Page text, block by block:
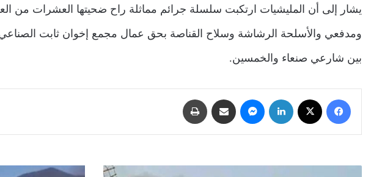
يشار إلى أن المليشيات ارتكبت سلسلة جرائم مماثلة راح ضحيتها العشرات من
ومدفعي والأسلحة الرشاشة وسلاح القناصة بحق عمال مجمع إخوان ثابت
بين شارعي صنعاء والخمسين.
فيسبوك لينكدإن ماسنجر مشاركة عبر البريد
كسر